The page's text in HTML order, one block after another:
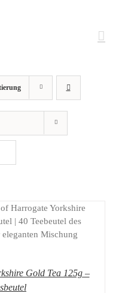
Gold Tea 125g –